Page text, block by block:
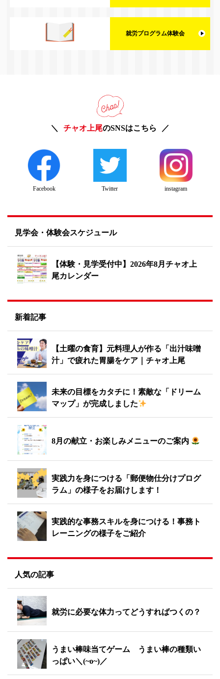
就労プログラム体験会
チャオ上尾のSNSはこちら
Facebook Twitter instagram
見学会・体験会スケジュール
【体験・見学受付中】2026年8月チャオ上
尾カレンダー
新着記事
【土曜の食育】元料理人が作る「出汁味噌
汁」で疲れた胃腸をケア｜チャオ上尾
未来の目標をカタチに！素敵な「ドリーム
マップ」が完成しました
8月の献立・お楽しみメニューのご案内
実践力を身につける「郵便物仕分けプログ
ラム」の様子をお届けします！
実践的な事務スキルを身につける！事務ト
レーニングの様子をご紹介
人気の記事
就労に必要な体力ってどうすればつくの？
うまい棒味当てゲーム うまい棒の種類い
っぱい＼(~o~)／